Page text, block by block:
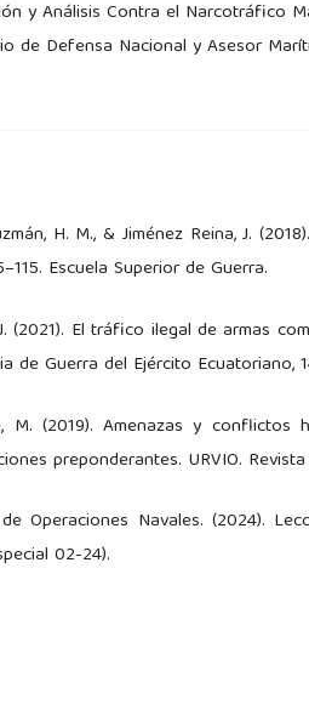
y Análisis Contra el Narcotráfico
de Defensa Nacional y Asesor
H. M., & Jiménez Reina, J.
Escuela Superior de Guerra.
(2021). El tráfico ilegal de armas
de Guerra del Ejército Ecuatoriano,
M. (2019). Amenazas y conflictos
preponderantes. URVIO.
Operaciones Navales. (2024).
02-24).
de Soberanía, Integración y